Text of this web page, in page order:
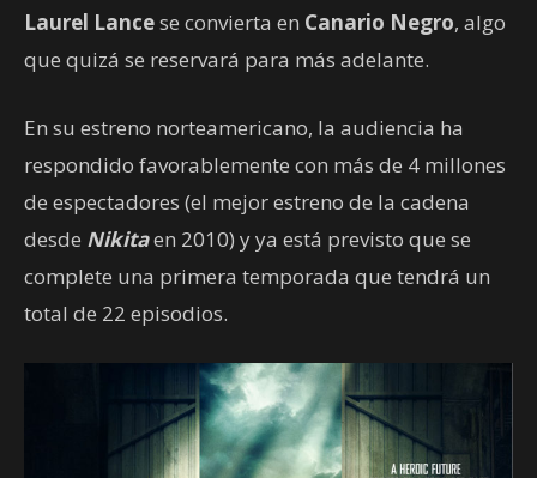
Laurel Lancese convierta en Canario Negro, algo
que quizá se reservará para más adelante.
En su estreno norteamericano, la audiencia ha
respondido favorablemente con más de 4 millones
de espectadores (el mejor estreno de la cadena
desde Nikitaen 2010) y ya está previsto que se
complete una primera temporada que tendrá un
total de 22 episodios.